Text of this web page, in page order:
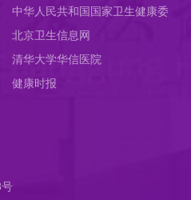
中华人民共和国国家卫生健康委
员会
北京卫生信息网
清华大学华信医院
健康时报